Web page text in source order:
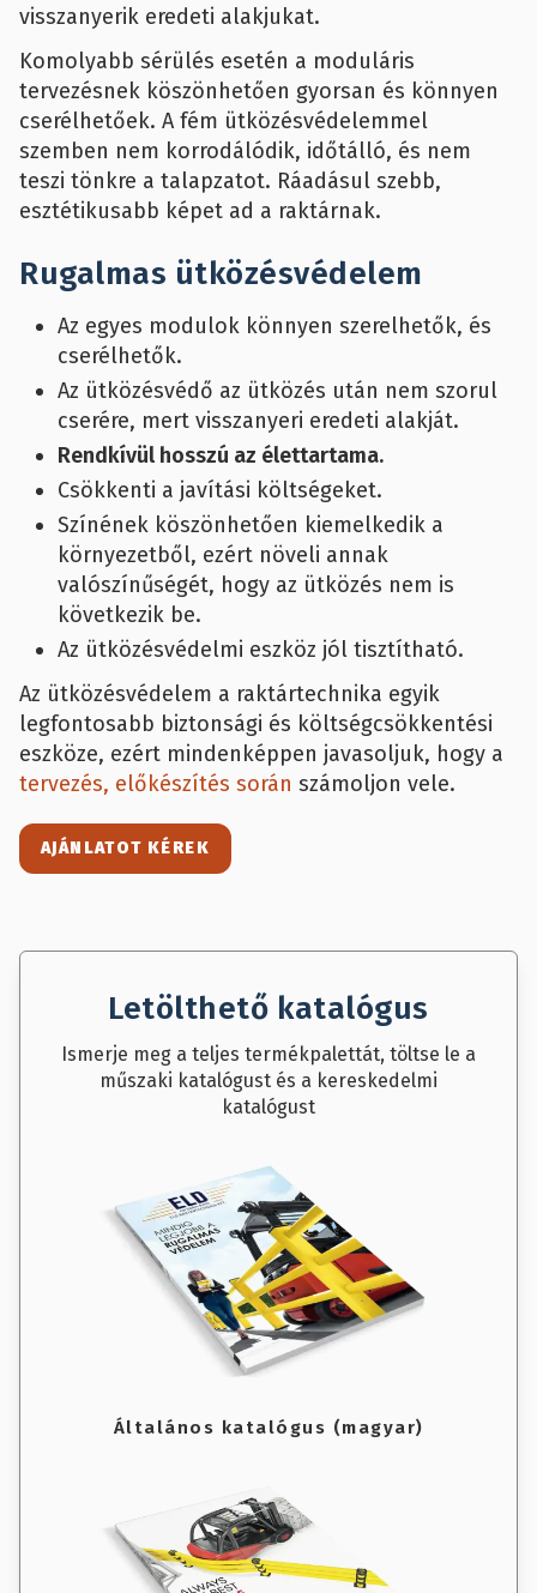
visszanyerik eredeti alakjukat.
Komolyabb sérülés esetén a moduláris
tervezésnek köszönhetően gyorsan és könnyen
cserélhetőek. A fém ütközésvédelemmel
szemben nem korrodálódik, időtálló, és nem
teszi tönkre a talapzatot. Ráadásul szebb,
esztétikusabb képet ad a raktárnak.
Rugalmas ütközésvédelem
Az egyes modulok könnyen szerelhetők, és
cserélhetők.
Az ütközésvédő az ütközés után nem szorul
cserére, mert visszanyeri eredeti alakját.
Rendkívül hosszú az élettartama.
Csökkenti a javítási költségeket.
Színének köszönhetően kiemelkedik a
környezetből, ezért növeli annak
valószínűségét, hogy az ütközés nem is
következik be.
Az ütközésvédelmi eszköz jól tisztítható.
Az ütközésvédelem a raktártechnika egyik
legfontosabb biztonsági és költségcsökkentési
eszköze, ezért mindenképpen javasoljuk, hogy a
tervezés, előkészítés során számoljon vele.
AJÁNLATOT KÉREK
Letölthető katalógus
Ismerje meg a teljes termékpalettát, töltse le a
műszaki katalógust és a kereskedelmi
katalógust
Általános katalógus (magyar)